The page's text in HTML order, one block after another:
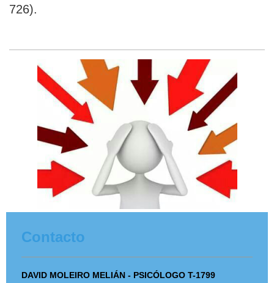
726).
Contacto
DAVID MOLEIRO MELIÁN - PSICÓLOGO T-1799